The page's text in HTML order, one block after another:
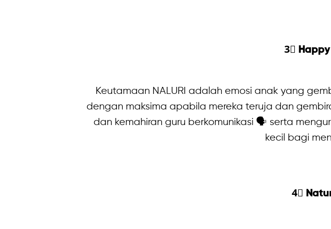
3⃣
Keutamaan NALURI adalah emosi anak yang
dengan maksima apabila mereka teruja dan
dan kemahiran guru berkomunikasi 🗣 serta
kecil bagi
4⃣